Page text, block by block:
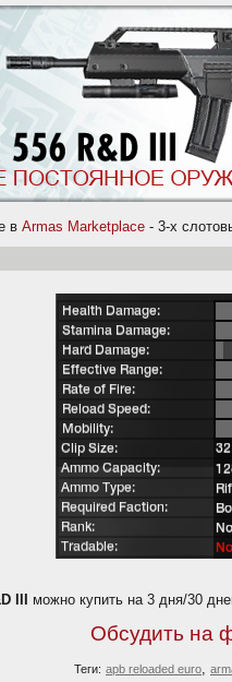
в Armas Marketplace - 3-х
III можно купить на 3 дня/30
Обсудить на
Теги: apb reloaded euro,